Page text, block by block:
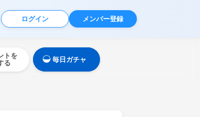
ログイン メンバー登録
トを
る
毎日ガチャ